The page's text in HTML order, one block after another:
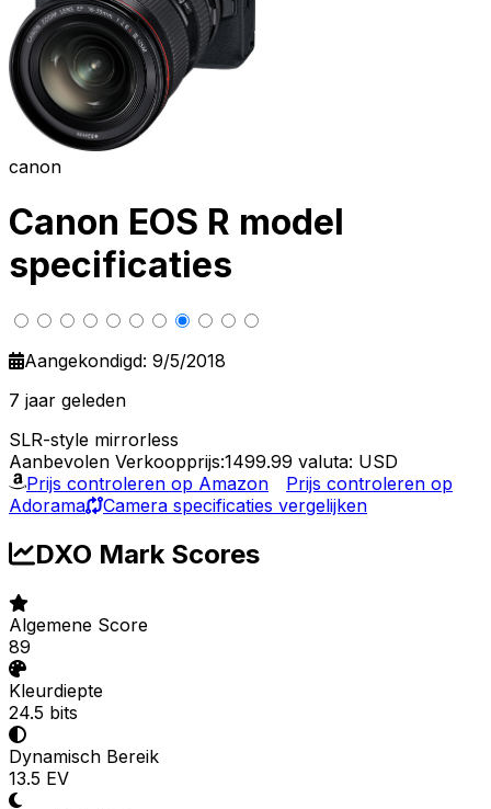
canon
Canon EOS R model
specificaties
Aangekondigd: 9/5/2018
7 jaar geleden
SLR-style mirrorless
Aanbevolen Verkoopprijs:1499.99 valuta: USD
Prijs controleren op Amazon
Prijs controleren op
Adorama
Camera specificaties vergelijken
DXO Mark Scores
Algemene Score
89
Kleurdiepte
24.5 bits
Dynamisch Bereik
13.5 EV